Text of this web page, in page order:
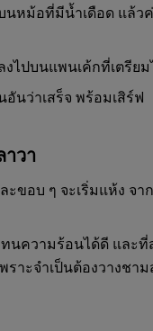
หม้อที่มีน้ำเดือด แล้ว
ไปบนแพนเค้กที่เตรียม
นว่าเสร็จ พร้อมเสิร์ฟ
วา
ขอบ ๆ จะเริ่มแห้ง จา
นความร้อนได้ดี และ
าะจำเป็นต้องวางชา